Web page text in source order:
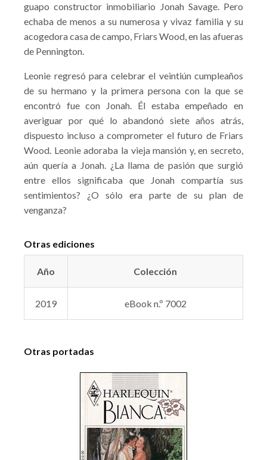
guapo constructor inmobiliario Jonah Savage. Pero
echaba de menos a su numerosa y vivaz familia y su
acogedora casa de campo, Friars Wood, en las afueras
de Pennington.
Leonie regresó para celebrar el veintiún cumpleaños
de su hermano y la primera persona con la que se
encontró fue con Jonah. Él estaba empeñado en
averiguar por qué lo abandonó siete años atrás,
dispuesto incluso a comprometer el futuro de Friars
Wood. Leonie adoraba la vieja mansión y, en secreto,
aún quería a Jonah. ¿La llama de pasión que surgió
entre ellos significaba que Jonah compartía sus
sentimientos? ¿O sólo era parte de su plan de
venganza?
Otras ediciones
Año Colección
2019 eBook n.º 7002
Otras portadas